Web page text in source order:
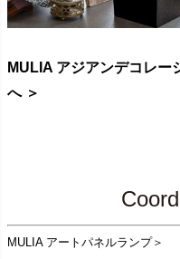
MULIA アジアンデコレー
へ ＞
MULIA アートパネルランプ＞